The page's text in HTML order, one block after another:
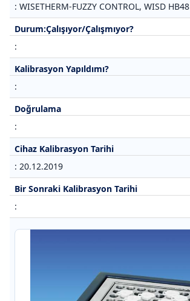
: WISETHERM-FUZZY CONTROL, WISD HB48
Durum:Çalışıyor/Çalışmıyor?
:
Kalibrasyon Yapıldımı?
:
Doğrulama
:
Cihaz Kalibrasyon Tarihi
: 20.12.2019
Bir Sonraki Kalibrasyon Tarihi
: